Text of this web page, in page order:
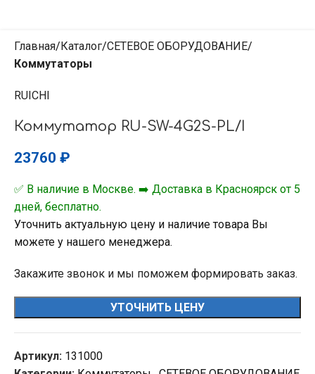
Главная Каталог СЕТЕВОЕ ОБОРУДОВАНИЕ
Коммутаторы
RUICHI
Коммутатор RU-SW-4G2S-PL/I
23760 ₽
✅ В наличие в Москве. ➡️ Доставка в Красноярск от 5
дней, бесплатно.
Уточнить актуальную цену и наличие товара Вы
можете у нашего менеджера.
Закажите звонок и мы поможем формировать заказ.
УТОЧНИТЬ ЦЕНУ
Артикул: 131000